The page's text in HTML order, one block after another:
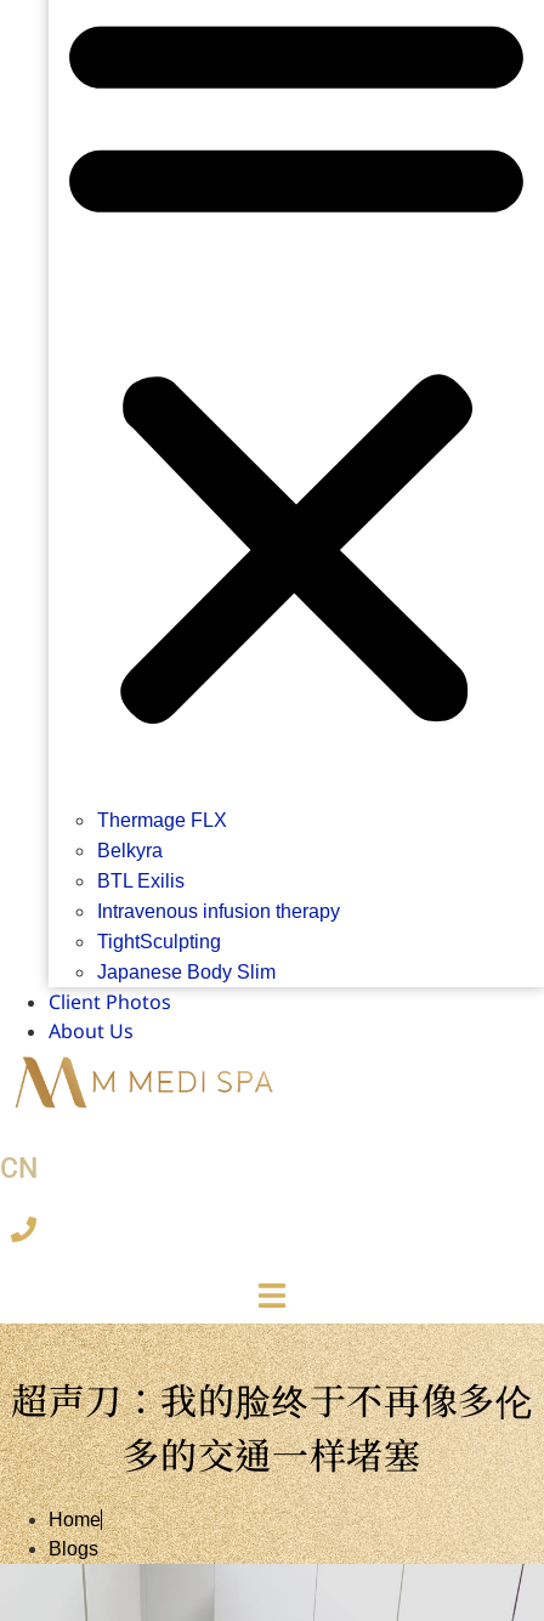
Thermage FLX
Belkyra
BTL Exilis
Intravenous infusion therapy
TightSculpting
Japanese Body Slim
Client Photos
About Us
CN
超声刀：我的脸终于不再像多伦
多的交通一样堵塞
Home
Blogs